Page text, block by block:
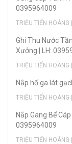
0395964009
TRIỆU TIẾN
Ghi Thu Nước
Xưởng | LH:
TRIỆU TIẾN
Nắp hố ga lát
TRIỆU TIẾN
Nắp Gang Bể
0395964009
TRIỆU TIẾN